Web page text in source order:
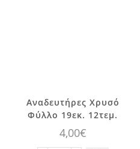
Αναδευτήρες Χρυσό
Φύλλο 19εκ. 12τεμ.
4,00€